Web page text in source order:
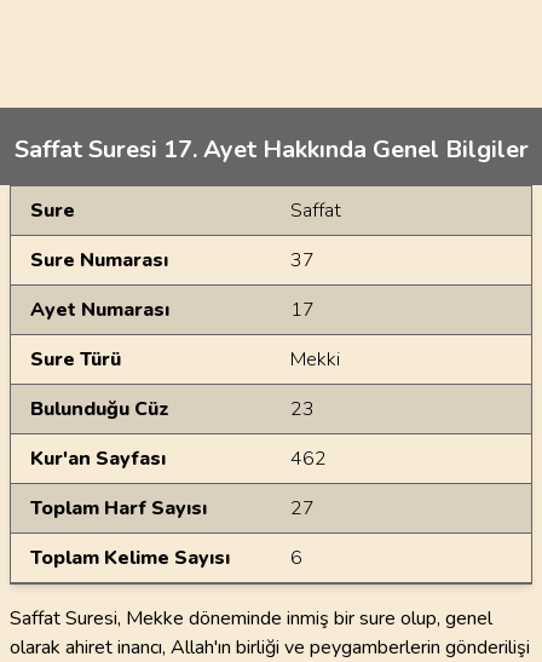
Saffat Suresi 17. Ayet Hakkında Genel Bilgiler
Genel Bilgiler
Sure
Saffat
Sure Numarası
37
Ayet Numarası
17
Sure Türü
Mekki
Bulunduğu Cüz
23
Kur'an Sayfası
462
Toplam Harf Sayısı
27
Toplam Kelime Sayısı
6
Saffat Suresi, Mekke döneminde inmiş bir sure olup, genel
olarak ahiret inancı, Allah'ın birliği ve peygamberlerin gönderilişi